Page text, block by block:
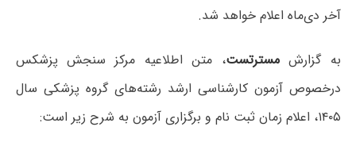
آخر دی‌ماه اعلام خواهد شد.
به گزارشمسترتست،‌ متن اطلاعیه مرکز سنجش پزشکس
درخصوص آزمون کارشناسی ارشد رشته‌های گروه پزشکی سال
۱۴۰۵، اعلام زمان ثبت نام و برگزاری آزمون به شرح زیر است: